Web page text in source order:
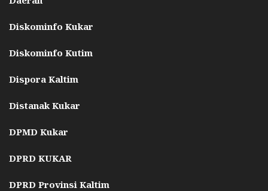
Diskominfo Kukar
Diskominfo Kutim
Dispora Kaltim
Distanak Kukar
DPMD Kukar
DPRD KUKAR
DPRD Provinsi Kaltim